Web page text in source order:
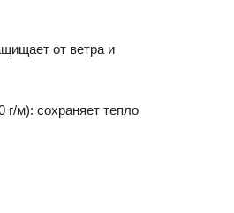
от ветра и
г/м): сохраняет тепло